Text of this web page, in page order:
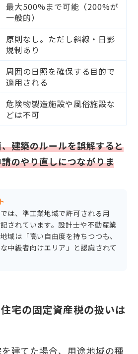
最大500%まで可能（200%が
一般的）
原則なし。ただし斜線・日影
規制あり
周囲の日照を確保する目的で
適用される
危険物製造施設や風俗施設な
どは不可
建築のルールを誤解すると
のやり直しにつながりま
は、準工業地域で許可される用
されています。設計士や不動産業
域は「高い自由度を持ちつつも、
中級者向けエリア」と認識されて
宅の固定資産税の扱いは
建てた場合、用途地域の種